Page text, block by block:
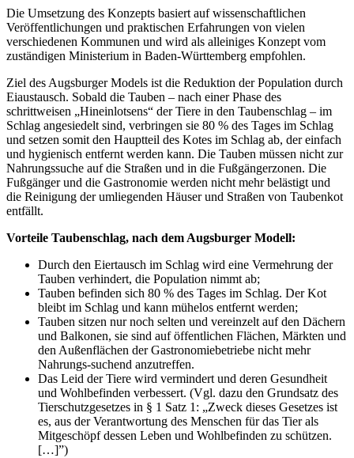
Die Umsetzung des Konzepts basiert auf wissenschaftlichen
Veröffentlichungen und praktischen Erfahrungen von vielen
verschiedenen Kommunen und wird als alleiniges Konzept vom
zuständigen Ministerium in Baden-Württemberg empfohlen.
Ziel des Augsburger Models ist die Reduktion der Population durch
Eiaustausch. Sobald die Tauben – nach einer Phase des
schrittweisen „Hineinlotsens“ der Tiere in den Taubenschlag – im
Schlag angesiedelt sind, verbringen sie 80 % des Tages im Schlag
und setzen somit den Hauptteil des Kotes im Schlag ab, der einfach
und hygienisch entfernt werden kann. Die Tauben müssen nicht zur
Nahrungssuche auf die Straßen und in die Fußgängerzonen. Die
Fußgänger und die Gastronomie werden nicht mehr belästigt und
die Reinigung der umliegenden Häuser und Straßen von Taubenkot
entfällt.
Vorteile Taubenschlag, nach dem Augsburger Modell:
Durch den Eiertausch im Schlag wird eine Vermehrung der
Tauben verhindert, die Population nimmt ab;
Tauben befinden sich 80 % des Tages im Schlag. Der Kot
bleibt im Schlag und kann mühelos entfernt werden;
Tauben sitzen nur noch selten und vereinzelt auf den Dächern
und Balkonen, sie sind auf öffentlichen Flächen, Märkten und
den Außenflächen der Gastronomiebetriebe nicht mehr
Nahrungs-suchend anzutreffen.
Das Leid der Tiere wird vermindert und deren Gesundheit
und Wohlbefinden verbessert. (Vgl. dazu den Grundsatz des
Tierschutzgesetzes in § 1 Satz 1: „Zweck dieses Gesetzes ist
es, aus der Verantwortung des Menschen für das Tier als
Mitgeschöpf dessen Leben und Wohlbefinden zu schützen.
[…]”)